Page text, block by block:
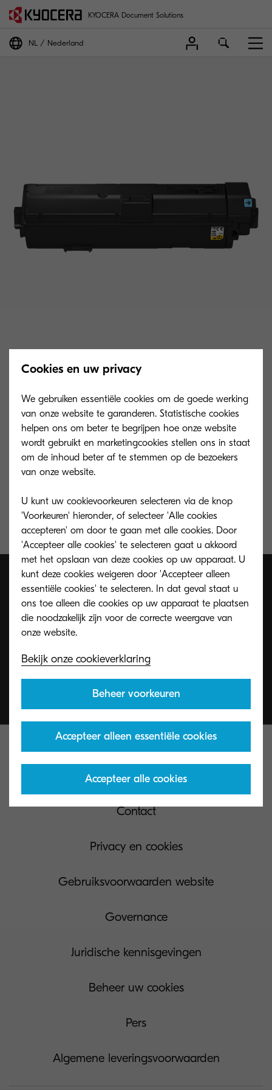
KYOCERA Document Solutions
NL Nederland
TK-1250
Capaciteit van de toner is in overeenstemming
met ISO/IEC 19752. De microfijne toner is voor
3.000 pagina’s A4 en de starttoner voor 1.000
Contact
Privacy en cookies
Gebruiksvoorwaarden website
Governance
Juridische kennisgevingen
Beheer uw cookies
Pers
Algemene leveringsvoorwaarden
Cookies en uw privacy
We gebruiken essentiële cookies om de goede werking
van onze website te garanderen. Statistische cookies
helpen ons om beter te begrijpen hoe onze website
wordt gebruikt en marketingcookies stellen ons in staat
om de inhoud beter af te stemmen op de bezoekers
van onze website.
U kunt uw cookievoorkeuren selecteren via de knop
'Voorkeuren' hieronder, of selecteer 'Alle cookies
accepteren' om door te gaan met alle cookies. Door
'Accepteer alle cookies' te selecteren gaat u akkoord
met het opslaan van deze cookies op uw apparaat. U
kunt deze cookies weigeren door 'Accepteer alleen
essentiële cookies' te selecteren. In dat geval staat u
ons toe alleen die cookies op uw apparaat te plaatsen
die noodzakelijk zijn voor de correcte weergave van
Bekijk onze cookieverklaring
Beheer voorkeuren
Accepteer alleen essentiële cookies
Accepteer alle cookies